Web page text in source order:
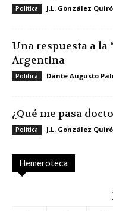
Política J.L. González
Una respuesta a la
Argentina
Política Dante Augusto
¿Qué me pasa
Política J.L. González
Hemeroteca